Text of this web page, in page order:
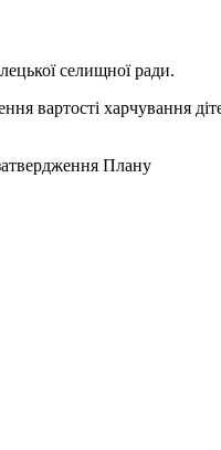
селищної ради.
вартості харчування
Плану